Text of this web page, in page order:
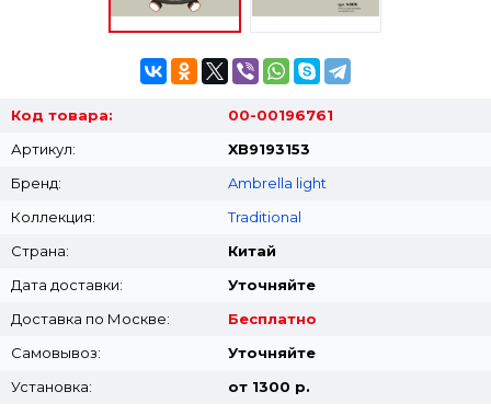
Код товара:
00-00196761
Артикул:
XB9193153
Бренд:
Ambrella light
Коллекция:
Traditional
Страна:
Китай
Дата доставки:
Уточняйте
Доставка по Москве:
Бесплатно
Самовывоз:
Уточняйте
Установка:
от 1300 p.